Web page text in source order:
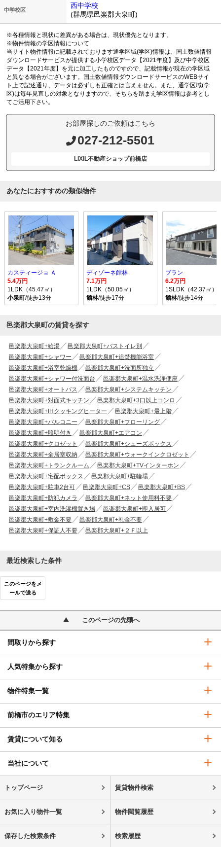
中学校区
西中学校
(群馬県邑楽郡大泉町)
※各種情報と現状に差異がある場合は、現状優先となります。
※物件情報の学区情報について
当サイト物件情報に記載されております通学区域(学区)情報は、国土数値情報
ダウンロードサービスが提供する小学校区データ【2021年度】及び中学校区
データ【2021年度】を元に加工したものですので、記載情報が現在の学区域
と異なる場合がございます。国土数値情報ダウンロードサービスのWEBサイ
ト上で記述通り、データは必ずしも正確とは言えません。また、通学区域(学
区)は毎年見直しの対象となりますので、そちらを踏まえ学区情報は参考とし
てご活用下さい。
お部屋探しのご依頼はこちら
027-212-5501
LIXIL不動産ショップ前橋店
あなたにおすすめの類似物件
カスティージョ Ａ
5.4万円
1LDK（45.47㎡）
小泉町/徒歩13分
ディゾーネ館林
7.1万円
1LDK（50.05㎡）
館林/徒歩17分
ブラン
6.2万円
1SLDK（42.37㎡）
館林/徒歩14分
邑楽郡大泉町の賃貸を探す
邑楽郡大泉町+給湯
邑楽郡大泉町+バストイレ別
邑楽郡大泉町+シャワー
邑楽郡大泉町+追焚機能浴室
邑楽郡大泉町+浴室乾燥機
邑楽郡大泉町+洗面所独立
邑楽郡大泉町+シャワー付洗面台
邑楽郡大泉町+温水洗浄便座
邑楽郡大泉町+オートバス
邑楽郡大泉町+システムキッチン
邑楽郡大泉町+対面式キッチン
邑楽郡大泉町+3口以上コンロ
邑楽郡大泉町+IHクッキングヒーター
邑楽郡大泉町+最上階
邑楽郡大泉町+バルコニー
邑楽郡大泉町+フローリング
邑楽郡大泉町+照明付き
邑楽郡大泉町+エアコン
邑楽郡大泉町+クロゼット
邑楽郡大泉町+シューズボックス
邑楽郡大泉町+全居室収納
邑楽郡大泉町+ウォークインクロゼット
邑楽郡大泉町+トランクルーム
邑楽郡大泉町+TVインターホン
邑楽郡大泉町+宅配ボックス
邑楽郡大泉町+駐輪場
邑楽郡大泉町+駐車2台可
邑楽郡大泉町+CS
邑楽郡大泉町+BS
邑楽郡大泉町+防犯カメラ
邑楽郡大泉町+ネット使用料不要
邑楽郡大泉町+室内洗濯機置き場
邑楽郡大泉町+即入居可
邑楽郡大泉町+敷金不要
邑楽郡大泉町+礼金不要
邑楽郡大泉町+保証人不要
邑楽郡大泉町+２Ｆ以上
最近検索した条件
このページをメ
ールで送る
このページの先頭へ
間取りから探す
人気特集から探す
物件特集一覧
前橋市のエリア特集
賃貸について知る
当社について
トップページ 賃貸物件検索
お気に入り物件一覧 物件閲覧履歴
保存した検索条件 検索履歴